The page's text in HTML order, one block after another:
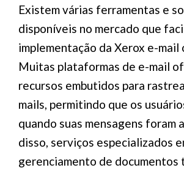
Existem várias ferramentas e
disponíveis no mercado que
implementação da Xerox e-mail
Muitas plataformas de e-mail
recursos embutidos para
mails, permitindo que os
quando suas mensagens foram
disso, serviços especializados
gerenciamento de documentos